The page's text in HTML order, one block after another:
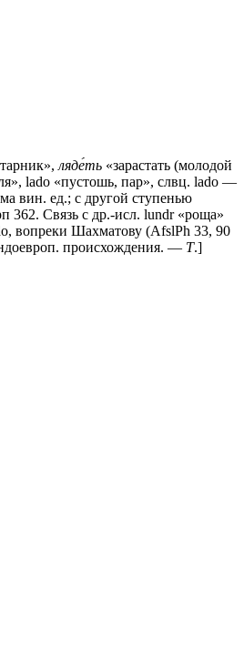
ляде́ть «зарастать (молодой
lado «пустошь, пар», слвц. lado —
вин. ед.; с другой ступенью
362. Связь с др.-исл. lundr «роща»
вопреки Шахматову (AfslPh 33, 90
происхождения. — Т.]